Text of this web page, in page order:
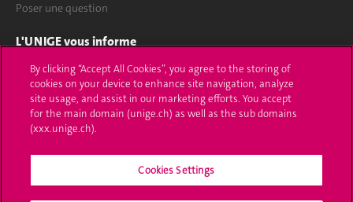
Poser une question
L'UNIGE vous informe
UNIGE Mobile
Médias
Offres d'emploi
By clicking “Accept All Cookies”, you agree to the storing of
cookies on your device to enhance site navigation, analyze
site usage, and assist in our marketing efforts. You accept
for the main domain (unige.ch) as well as the sub domains
(xxx.unige.ch).
Cookies Settings